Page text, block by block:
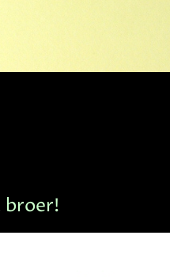
broer!